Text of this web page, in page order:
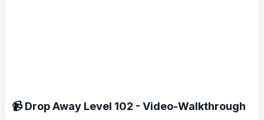
📹 Drop Away Level 102 - Video-Walkthrough